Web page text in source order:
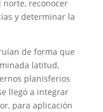
reconocer
y determinar la
de forma que
latitud,
planisferios
llegó a integrar
para aplicación